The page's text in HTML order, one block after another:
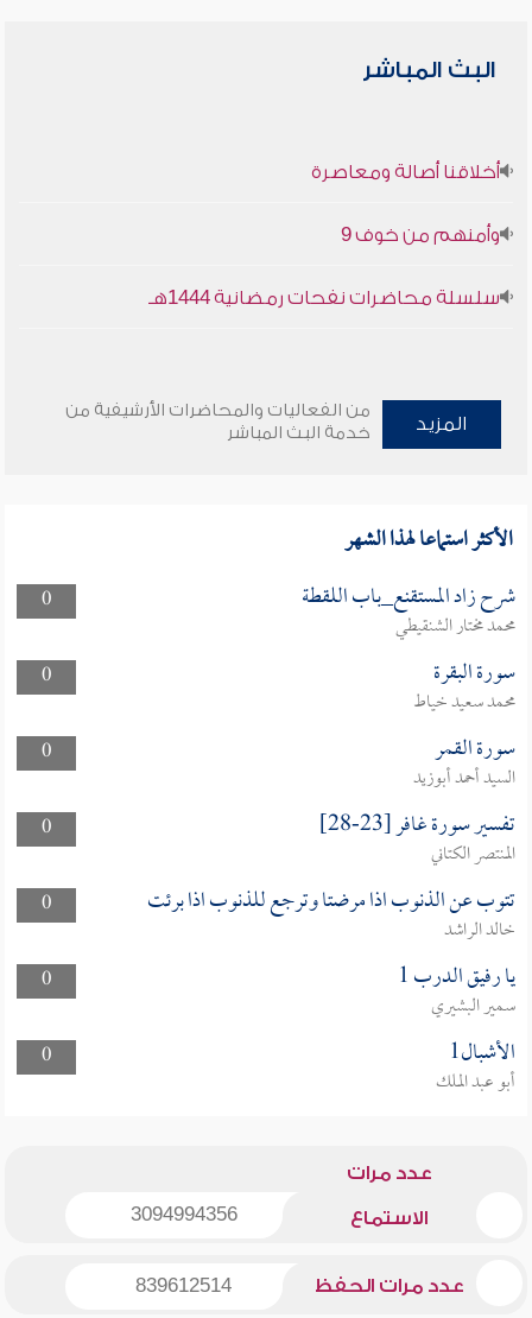
البث المباشر
أخلاقنا أصالة ومعاصرة
وأمنهم من خوف 9
سلسلة محاضرات نفحات رمضانية 1444هـ
المزيد
من الفعاليات والمحاضرات الأرشيفية من
خدمة البث المباشر
الأكثر استماعا لهذا الشهر
0 شرح زاد المستقنع_باب اللقطة
محمد مختار الشنقيطي
0
سورة البقرة
محمد سعيد خياط
0
سورة القمر
السيد أحمد أبوزيد
0
تفسير سورة غافر [23-28]
المنتصر الكتاني
0
تتوب عن الذنوب اذا مرضتا وترجع للذنوب اذا برئت
خالد الراشد
0
يا رفيق الدرب 1
سمير البشيري
0
الأشبال1
أبو عبد الملك
عدد مرات
الاستماع 3094994356
عدد مرات الحفظ 839612514